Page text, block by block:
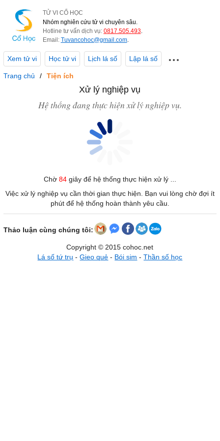
TỬ VI CỔ HỌC
Nhóm nghiên cứu tử vi chuyên sâu.
Hotline tư vấn dịch vụ: 0817.505.493.
Email: Tuvancohoc@gmail.com.
Xem tử vi Học tử vi Lịch lá số Lập lá số
Trang chủ Tiện ích
Xử lý nghiệp vụ
Hệ thống đang thực hiện xử lý nghiệp vụ.
Chờ 84giây để hệ thống thực hiện xử lý ...
Việc xử lý nghiệp vụ cần thời gian thực hiện. Bạn vui lòng chờ đợi ít
phút để hệ thống hoàn thành yêu cầu.
Thảo luận cùng chúng tôi:
Copyright © 2015 cohoc.net
Lá số tứ trụ -Gieo quẻ - Bói sim -Thần số học